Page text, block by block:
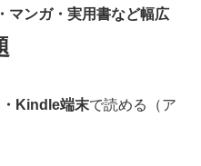
マンガ・実用書など幅広
Kindle端末で読める（ア